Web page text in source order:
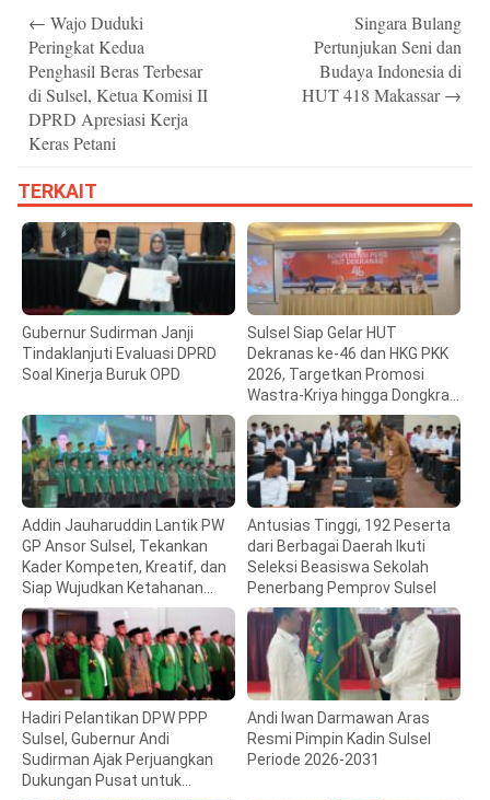
navigation
← Wajo Duduki
Peringkat Kedua
Penghasil Beras Terbesar
di Sulsel, Ketua Komisi II
DPRD Apresiasi Kerja
Keras Petani
Singara Bulang
Pertunjukan Seni dan
Budaya Indonesia di
HUT 418 Makassar→
TERKAIT
Gubernur Sudirman Janji
Tindaklanjuti Evaluasi DPRD
Soal Kinerja Buruk OPD
Sulsel Siap Gelar HUT
Dekranas ke-46 dan HKG PKK
2026, Targetkan Promosi
Wastra-Kriya hingga Dongkrak
Ekonomi Daerah
Addin Jauharuddin Lantik PW
GP Ansor Sulsel, Tekankan
Kader Kompeten, Kreatif, dan
Siap Wujudkan Ketahanan
Pangan
Antusias Tinggi, 192 Peserta
dari Berbagai Daerah Ikuti
Seleksi Beasiswa Sekolah
Penerbang Pemprov Sulsel
Hadiri Pelantikan DPW PPP
Sulsel, Gubernur Andi
Sudirman Ajak Perjuangkan
Dukungan Pusat untuk
Andi Iwan Darmawan Aras
Resmi Pimpin Kadin Sulsel
Periode 2026-2031